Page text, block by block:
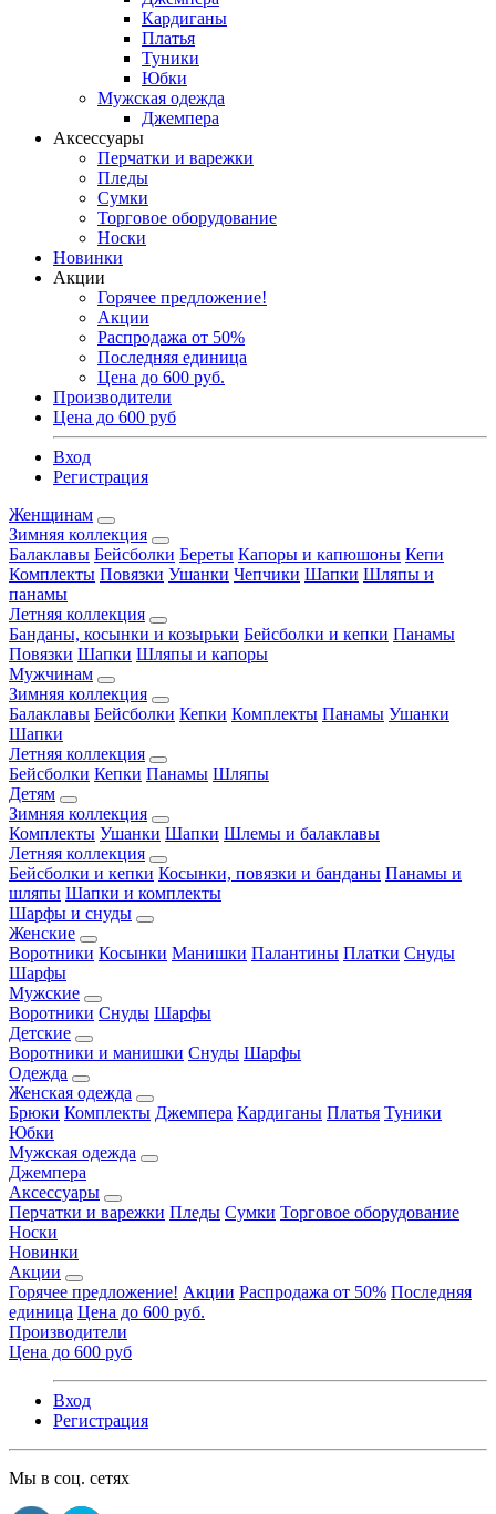
Кардиганы
Платья
Туники
Юбки
Мужская одежда
Джемпера
Аксессуары
Перчатки и варежки
Пледы
Сумки
Торговое оборудование
Носки
Новинки
Акции
Горячее предложение!
Акции
Распродажа от 50%
Последняя единица
Цена до 600 руб.
Производители
Цена до 600 руб
Вход
Регистрация
Женщинам
Зимняя коллекция
Балаклавы Бейсболки Береты Капоры и капюшоны Кепи
Комплекты Повязки Ушанки Чепчики Шапки Шляпы и
панамы
Летняя коллекция
Банданы, косынки и козырьки Бейсболки и кепки Панамы
Повязки Шапки Шляпы и капоры
Мужчинам
Зимняя коллекция
Балаклавы Бейсболки Кепки Комплекты Панамы Ушанки
Шапки
Летняя коллекция
Бейсболки Кепки Панамы Шляпы
Детям
Зимняя коллекция
Комплекты Ушанки Шапки Шлемы и балаклавы
Летняя коллекция
Бейсболки и кепки Косынки, повязки и банданы Панамы и
шляпы Шапки и комплекты
Шарфы и снуды
Женские
Воротники Косынки Манишки Палантины Платки Снуды
Шарфы
Мужские
Воротники Снуды Шарфы
Детские
Воротники и манишки Снуды Шарфы
Одежда
Женская одежда
Брюки Комплекты Джемпера Кардиганы Платья Туники
Юбки
Мужская одежда
Джемпера
Аксессуары
Перчатки и варежки Пледы Сумки Торговое оборудование
Носки
Новинки
Акции
Горячее предложение! Акции Распродажа от 50% Последняя
единица Цена до 600 руб.
Производители
Цена до 600 руб
Вход
Регистрация
Мы в соц. сетях